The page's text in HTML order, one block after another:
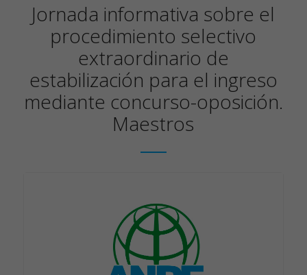
Jornada informativa sobre el
procedimiento selectivo
extraordinario de
estabilización para el ingreso
mediante concurso-oposición.
Maestros